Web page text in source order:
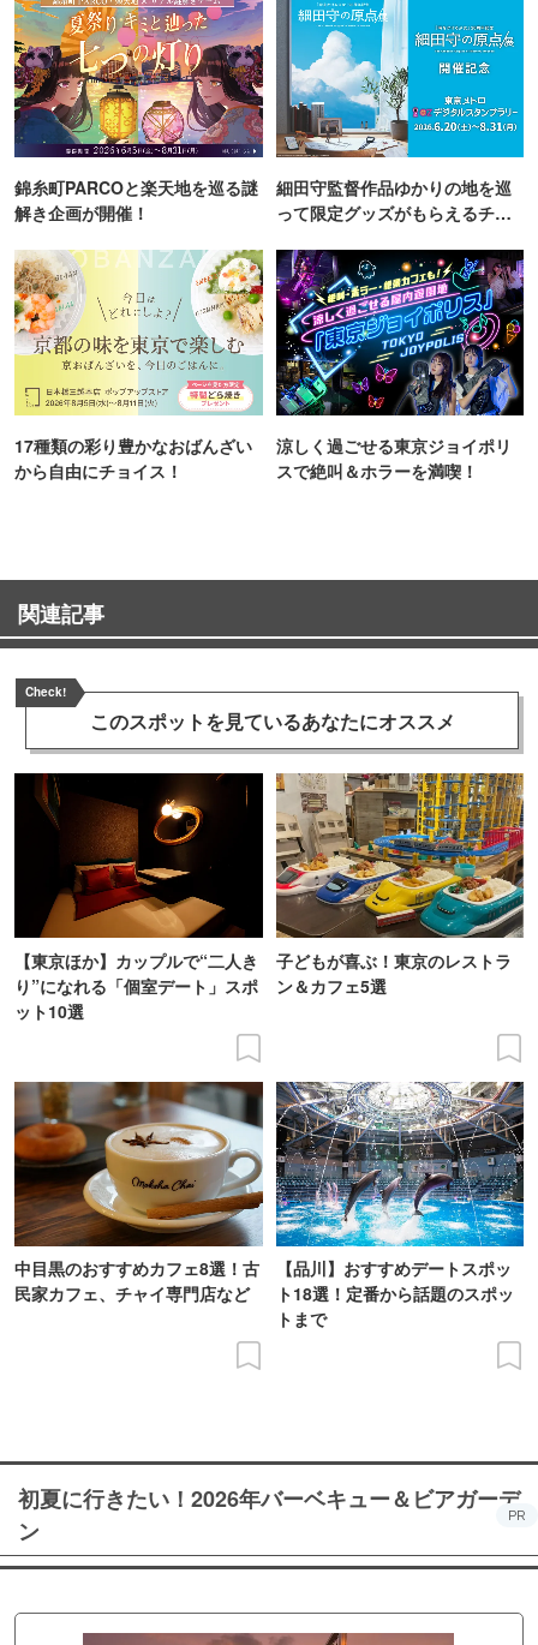
錦糸町PARCOと楽天地を巡る謎
解き企画が開催！
細田守監督作品ゆかりの地を巡
って限定グッズがもらえるチャ
17種類の彩り豊かなおばんざい
から自由にチョイス！
涼しく過ごせる東京ジョイポリ
スで絶叫＆ホラーを満喫！
関連記事
Check!
このスポットを見ているあなたにオススメ
【東京ほか】カップルで“二人き
り”になれる「個室デート」スポ
ット10選
子どもが喜ぶ！東京のレストラ
ン＆カフェ5選
中目黒のおすすめカフェ8選！古
民家カフェ、チャイ専門店など
【品川】おすすめデートスポッ
ト18選！定番から話題のスポッ
トまで
初夏に行きたい！2026年バーベキュー＆ビアガーデ
ン
PR